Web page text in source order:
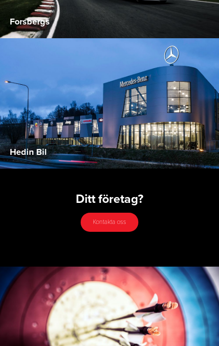
Forsbergs
Hedin Bil
Ditt företag?
Kontakta oss